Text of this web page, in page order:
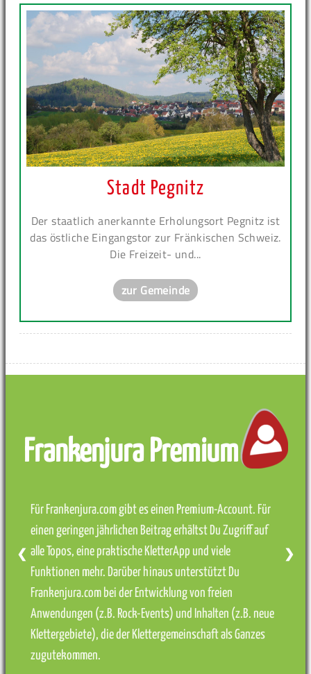
Stadt Pegnitz
Der staatlich anerkannte Erholungsort Pegnitz ist
das östliche Eingangstor zur Fränkischen Schweiz.
Die Freizeit- und...
zur Gemeinde
Frankenjura Premium
Für Frankenjura.com gibt es einen Premium-Account. Für
einen geringen jährlichen Beitrag erhältst Du Zugriff auf
alle Topos, eine praktische KletterApp und viele
Funktionen mehr. Darüber hinaus unterstützt Du
Frankenjura.com bei der Entwicklung von freien
Anwendungen (z.B. Rock-Events) und Inhalten (z.B. neue
Klettergebiete), die der Klettergemeinschaft als Ganzes
zugutekommen.
❮ ❯